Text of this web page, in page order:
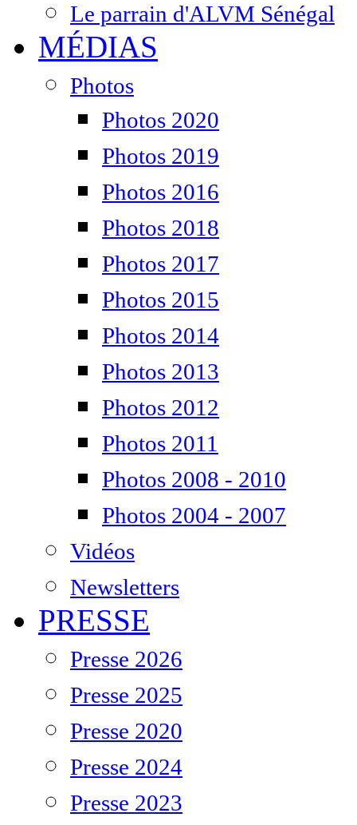
Le parrain d'ALVM Sénégal
MÉDIAS
Photos
Photos 2020
Photos 2019
Photos 2016
Photos 2018
Photos 2017
Photos 2015
Photos 2014
Photos 2013
Photos 2012
Photos 2011
Photos 2008 - 2010
Photos 2004 - 2007
Vidéos
Newsletters
PRESSE
Presse 2026
Presse 2025
Presse 2020
Presse 2024
Presse 2023